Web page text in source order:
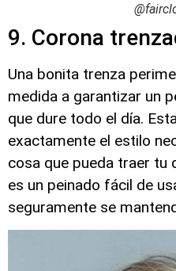
9. Corona
Una bonita trenza
medida a garantizar un
que dure todo el día.
exactamente el estilo
cosa que pueda traer tu
es un peinado fácil de
seguramente se